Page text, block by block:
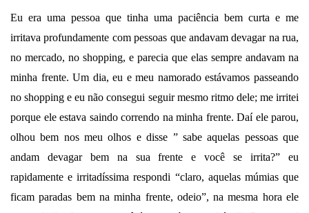
Eu era uma pessoa que tinha uma paciência bem curta e me
irritava profundamente com pessoas que andavam devagar na rua,
no mercado, no shopping, e parecia que elas sempre andavam na
minha frente. Um dia, eu e meu namorado estávamos passeando
no shopping e eu não consegui seguir mesmo ritmo dele; me irritei
porque ele estava saindo correndo na minha frente. Daí ele parou,
olhou bem nos meu olhos e disse ” sabe aquelas pessoas que
andam devagar bem na sua frente e você se irrita?” eu
rapidamente e irritadíssima respondi “claro, aquelas múmias que
ficam paradas bem na minha frente, odeio”, na mesma hora ele